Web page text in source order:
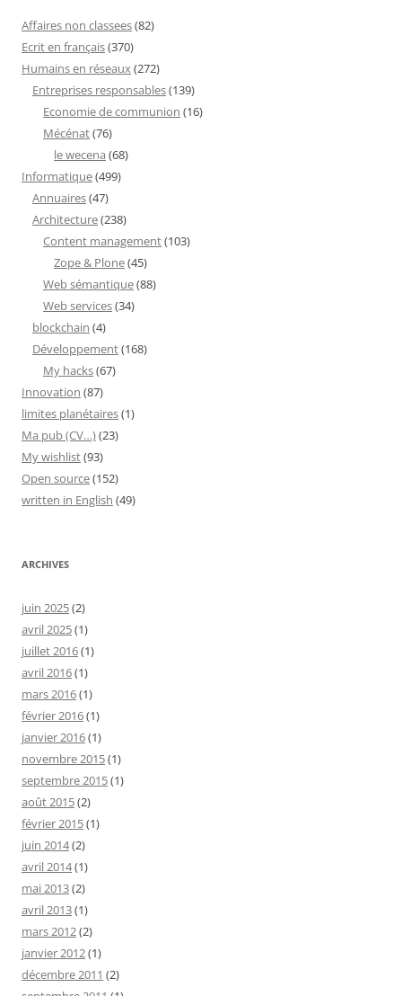
Affaires non classees(82)
Ecrit en français(370)
Humains en réseaux(272)
Entreprises responsables(139)
Economie de communion (16)
Mécénat(76)
le wecena (68)
Informatique(499)
Annuaires(47)
Architecture(238)
Content management(103)
Zope & Plone(45)
Web sémantique(88)
Web services(34)
blockchain (4)
Développement(168)
My hacks(67)
Innovation (87)
limites planétaires(1)
Ma pub (CV…)(23)
My wishlist(93)
Open source(152)
written in English (49)
ARCHIVES
juin 2025(2)
avril 2025(1)
juillet 2016(1)
avril 2016(1)
mars 2016(1)
février 2016(1)
janvier 2016(1)
novembre 2015(1)
septembre 2015(1)
août 2015(2)
février 2015(1)
juin 2014(2)
avril 2014(1)
mai 2013(2)
avril 2013(1)
mars 2012(2)
janvier 2012(1)
décembre 2011 (2)